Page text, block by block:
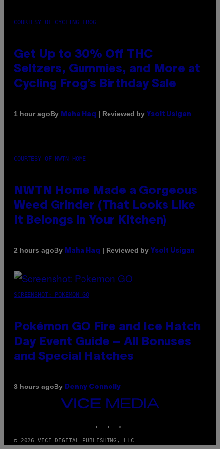
COURTESY OF CYCLING FROG
Get Up to 30% Off THC
Seltzers, Gummies, and More at
Cycling Frog’s Birthday Sale
1 hour agoBy Maha Haq | Reviewed by Ysolt Usigan
COURTESY OF NWTN HOME
NWTN Home Made a Gorgeous
Weed Grinder (That Looks Like
It Belongs in Your Kitchen)
2 hours agoBy Maha Haq | Reviewed by Ysolt Usigan
SCREENSHOT: POKEMON GO
Pokémon GO Fire and Ice Hatch
Day Event Guide – All Bonuses
and Special Hatches
3 hours agoBy Denny Connolly
VICE
MEDIA
© 2026 VICE DIGITAL PUBLISHING, LLC